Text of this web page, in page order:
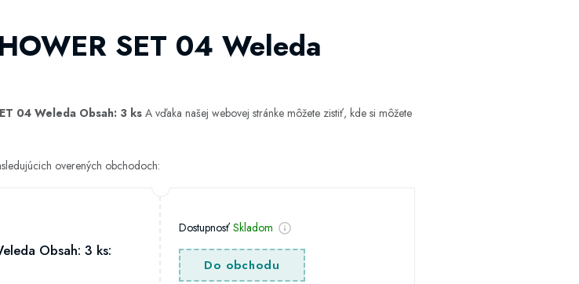
SET 04 Weleda
04 Weleda Obsah: 3 ks A vďaka našej webovej stránke môžete zistiť, kde si môžete
overených obchodoch:
Obsah: 3 ks:
DostupnosťSkladom
Do obchodu